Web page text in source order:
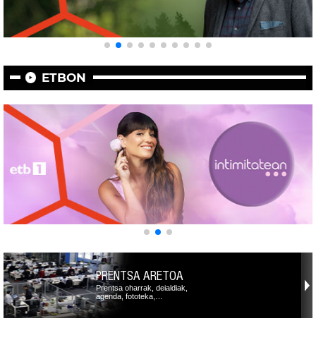
ETBON
PRENTSA ARETOA
Prentsa oharrak, deialdiak,
agenda, fototeka,…